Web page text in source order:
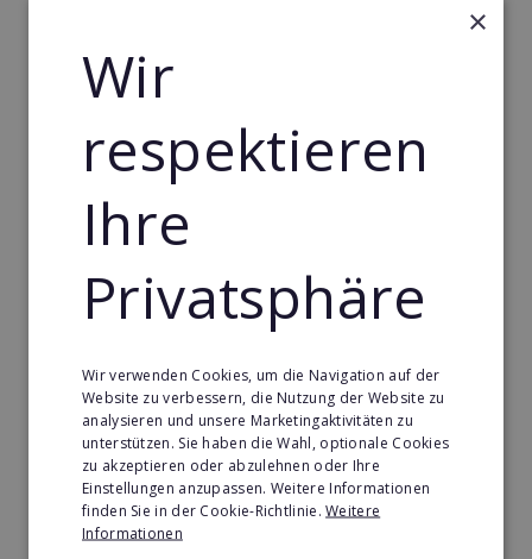
Körperformen EMS
Körperformen - Erfolg mit medizinisch erprobtem
Min. Eigenkapital:
Merken
×
Wir
respektieren
Ihre
Privatsphäre
Wir verwenden Cookies, um die Navigation auf der
Website zu verbessern, die Nutzung der Website zu
analysieren und unsere Marketingaktivitäten zu
unterstützen. Sie haben die Wahl, optionale Cookies
zu akzeptieren oder abzulehnen oder Ihre
Einstellungen anzupassen. Weitere Informationen
finden Sie in der Cookie-Richtlinie.Weitere
Informationen